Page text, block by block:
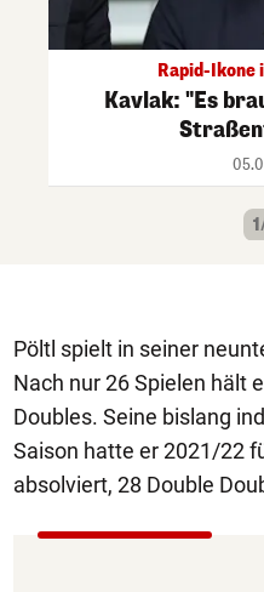
Rapid-Ikone
Kavlak: "Es
Pöltl spielt in seiner
Nach nur 26 Spielen hält
Doubles. Seine bislang
Saison hatte er 2021/22
absolviert, 28 Double